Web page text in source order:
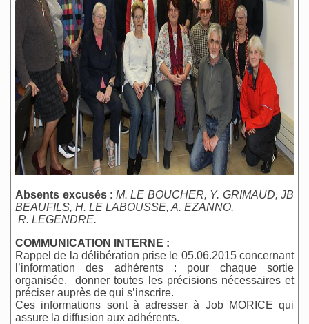
Absents excusés : M. LE BOUCHER, Y. GRIMAUD, JB
BEAUFILS, H. LE LABOUSSE, A. EZANNO,
R. LEGENDRE.
COMMUNICATION INTERNE :
Rappel de la délibération prise le 05.06.2015 concernant
l’information des adhérents : pour chaque sortie
organisée, donner toutes les précisions nécessaires et
préciser auprès de qui s’inscrire.
Ces informations sont à adresser à Job MORICE qui
assure la diffusion aux adhérents.